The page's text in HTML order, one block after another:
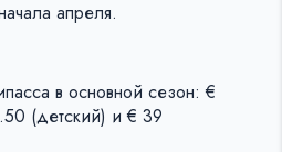
апреля.
в основной сезон: €
(детский) и € 39